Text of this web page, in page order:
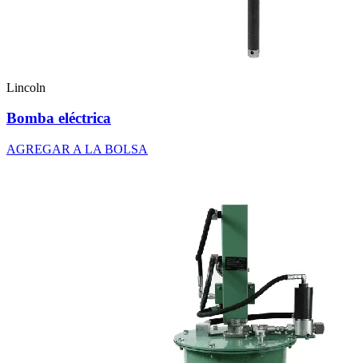
Lincoln
Bomba eléctrica
AGREGAR A LA BOLSA